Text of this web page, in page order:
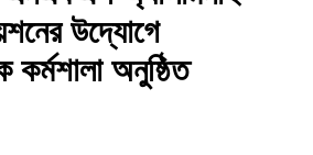
উদ্যোগে
অনুষ্ঠিত